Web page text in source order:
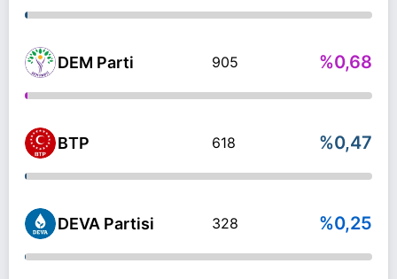
DEM Parti 905 %0,68
BTP 618 %0,47
DEVA Partisi 328 %0,25